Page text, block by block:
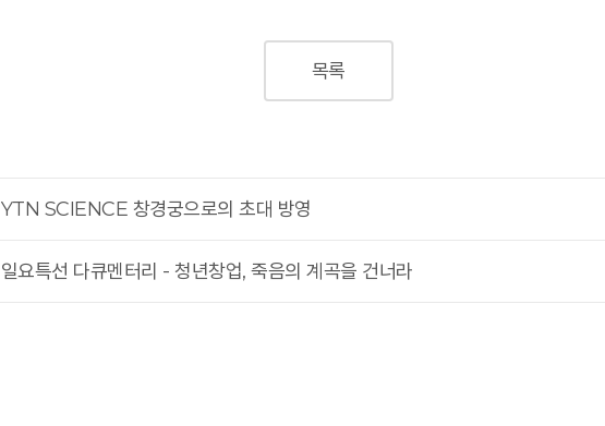
목록
YTN SCIENCE 창경궁으로의 초대 방영
일요특선 다큐멘터리 - 청년창업, 죽음의 계곡을 건너라